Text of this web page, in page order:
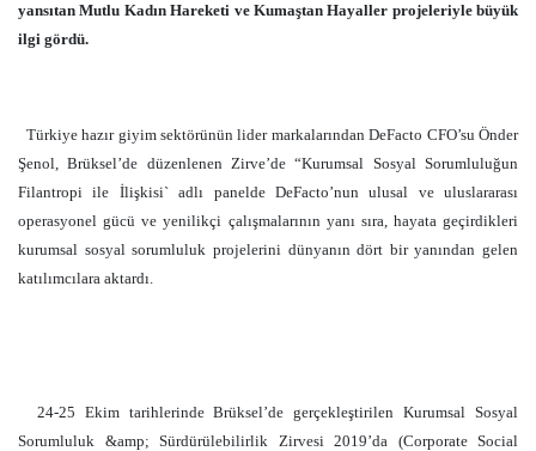
yansıtan Mutlu Kadın Hareketi ve Kumaştan Hayaller projeleriyle büyük
ilgi gördü.
Türkiye hazır giyim sektörünün lider markalarından DeFacto CFO’su Önder
Şenol, Brüksel’de düzenlenen Zirve’de “Kurumsal Sosyal Sorumluluğun
Filantropi ile İlişkisi` adlı panelde DeFacto’nun ulusal ve uluslararası
operasyonel gücü ve yenilikçi çalışmalarının yanı sıra, hayata geçirdikleri
kurumsal sosyal sorumluluk projelerini dünyanın dört bir yanından gelen
katılımcılara aktardı.
24-25 Ekim tarihlerinde Brüksel’de gerçekleştirilen Kurumsal Sosyal
Sorumluluk &amp; Sürdürülebilirlik Zirvesi 2019’da (Corporate Social